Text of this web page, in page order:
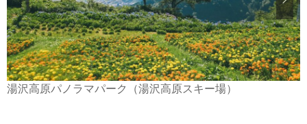
湯沢高原パノラマパーク（湯沢高原スキー場）